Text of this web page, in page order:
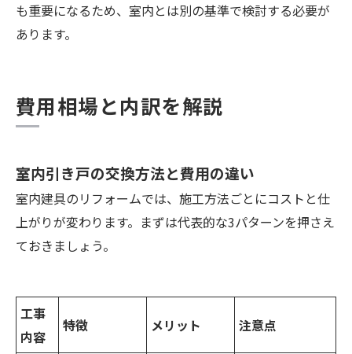
も重要になるため、室内とは別の基準で検討する必要が
あります。
費用相場と内訳を解説
室内引き戸の交換方法と費用の違い
室内建具のリフォームでは、施工方法ごとにコストと仕
上がりが変わります。まずは代表的な3パターンを押さえ
ておきましょう。
工事
内容
特徴 メリット 注意点